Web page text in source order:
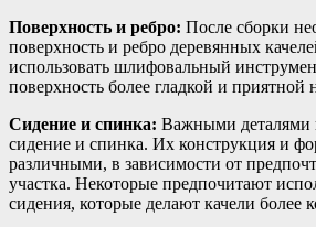
Поверхность и ребро: После сборки
поверхность и ребро деревянных
использовать шлифовальный
поверхность более гладкой и приятной
Сидение и спинка: Важными деталями
сидение и спинка. Их конструкция и
различными, в зависимости от
участка. Некоторые предпочитают
сидения, которые делают качели более